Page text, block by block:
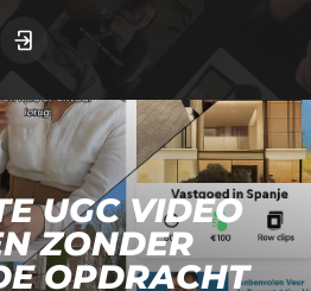
UGC VIDEO
ZONDER
OPDRACHT